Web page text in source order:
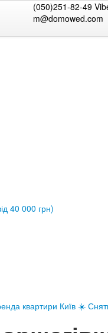
(050)251-82-49
m@domowed.com
40 000 грн)
квартири Київ ☀️